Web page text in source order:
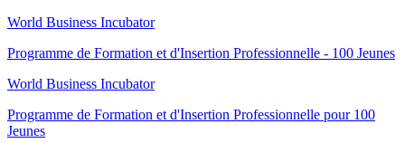
World Business Incubator
Programme de Formation et d'Insertion Professionnelle - 100 Jeunes
World Business Incubator
Programme de Formation et d'Insertion Professionnelle pour 100
Jeunes